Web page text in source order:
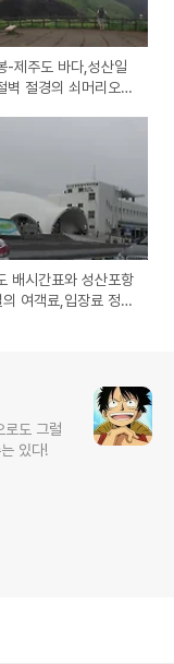
-제주도 바다,성산일
벽 절경의 쇠머리오름
배시간표와 성산포항
의 여객료,입장료 정
로도 그럴
있다!